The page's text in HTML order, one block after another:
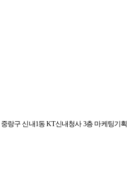
랑구 신내1동 KT신내청사 3층 마케팅기획